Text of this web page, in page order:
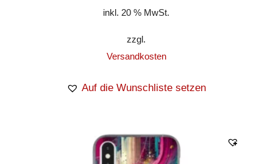
inkl. 20 % MwSt.
zzgl.
Versandkosten
Auf die Wunschliste setzen